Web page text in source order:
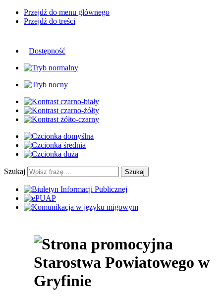
Przejdź do menu głównego
Przejdź do treści
Dostępność
Szukaj Szukaj